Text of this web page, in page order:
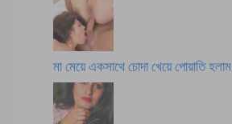
মা মেয়ে একসাথে চোদা খেয়ে পোয়াতি হলাম